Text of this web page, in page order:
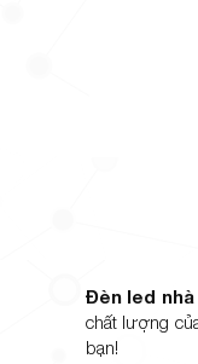
Đèn led
chất lượng
bạn!